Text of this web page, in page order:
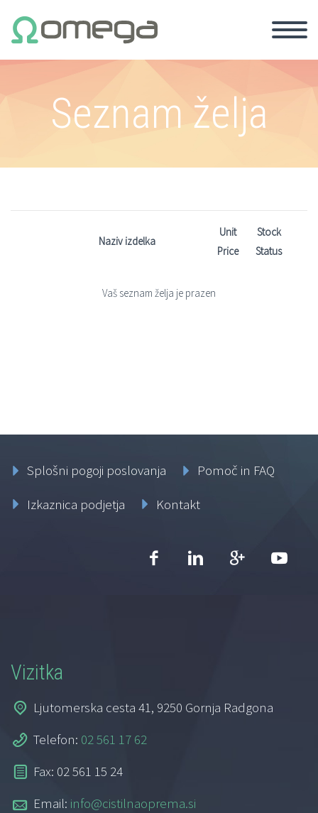
Seznam želja
Naziv izdelka
Unit
Price
Stock
Status
Vaš seznam želja je prazen
Splošni pogoji poslovanja
Pomoč in FAQ
Izkaznica podjetja
Kontakt
Vizitka
Ljutomerska cesta 41, 9250 Gornja Radgona
Telefon: 02 561 17 62
Fax: 02 561 15 24
Email: info@cistilnaoprema.si